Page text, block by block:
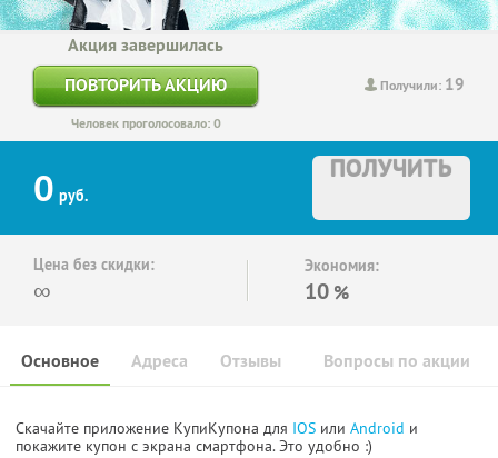
Получили: 19
Акция завершилась
ПОВТОРИТЬ АКЦИЮ
Человек проголосовало: 0
0 руб.
ПОЛУЧИТЬ
Цена без скидки:
∞
Экономия:
10 %
Основное Отзывы Вопросы по акции
Адреса
Скачайте приложение КупиКупона для IOS или Android и
покажите купон с экрана смартфона. Это удобно :)